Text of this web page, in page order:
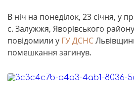
В ніч на понеділок, 23 січня, у
с. Залужжя, Яворівського
повідомили у ГУ ДСНС
помешкання загинув.